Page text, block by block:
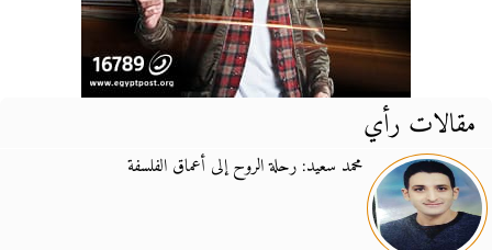
مقالات رأي
محمد سعيد: رحلة الروح إلى أعماق الفلسفة